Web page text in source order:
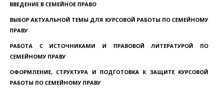
ВВЕДЕНИЕ В СЕМЕЙНОЕ ПРАВО
ВЫБОР АКТУАЛЬНОЙ ТЕМЫ ДЛЯ КУРСОВОЙ РАБОТЫ ПО СЕМЕЙНОМУ
ПРАВУ
РАБОТА С ИСТОЧНИКАМИ И ПРАВОВОЙ ЛИТЕРАТУРОЙ ПО
СЕМЕЙНОМУ ПРАВУ
ОФОРМЛЕНИЕ, СТРУКТУРА И ПОДГОТОВКА К ЗАЩИТЕ КУРСОВОЙ
РАБОТЫ ПО СЕМЕЙНОМУ ПРАВУ